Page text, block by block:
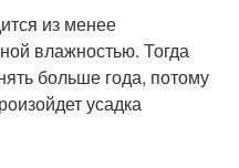
из менее
влажностью. Тогда
больше года, потому
усадка